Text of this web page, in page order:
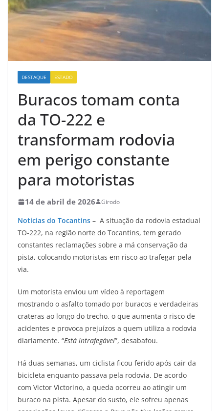
DESTAQUE ESTADO
Buracos tomam conta
da TO-222 e
transformam rodovia
em perigo constante
para motoristas
14 de abril de 2026 Girodo
Notícias do Tocantins – A situação da rodovia estadual
TO-222, na região norte do Tocantins, tem gerado
constantes reclamações sobre a má conservação da
pista, colocando motoristas em risco ao trafegar pela
via.
Um motorista enviou um vídeo à reportagem
mostrando o asfalto tomado por buracos e verdadeiras
crateras ao longo do trecho, o que aumenta o risco de
acidentes e provoca prejuízos a quem utiliza a rodovia
diariamente. “Está intrafegável”, desabafou.
Há duas semanas, um ciclista ficou ferido após cair da
bicicleta enquanto passava pela rodovia. De acordo
com Victor Victorino, a queda ocorreu ao atingir um
buraco na pista. Apesar do susto, ele sofreu apenas